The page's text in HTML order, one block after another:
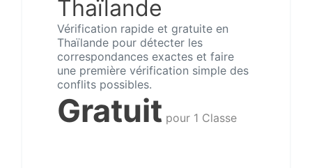
Thaïlande
Vérification rapide et gratuite en
Thaïlande pour détecter les
correspondances exactes et faire
une première vérification simple des
conflits possibles.
Gratuit pour 1 Classe